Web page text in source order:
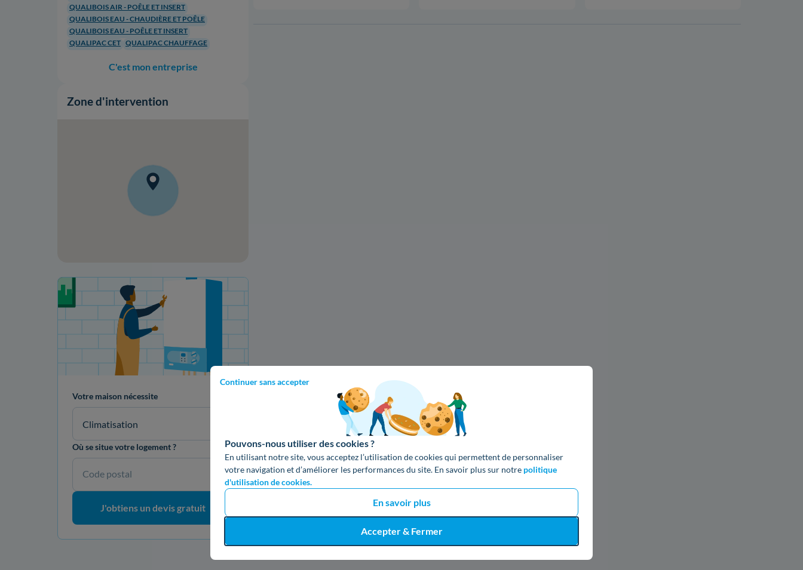
Continuer sans accepter
Pouvons-nous utiliser des cookies ?
En utilisant notre site, vous acceptez l’utilisation de cookies qui permettent de personnaliser
votre navigation et d’améliorer les performances du site. En savoir plus sur notre politique
d'utilisation de cookies.
En savoir plus
Accepter & Fermer
QUALIBOIS AIR - POÊLE ET INSERT
QUALIBOIS EAU - CHAUDIÈRE ET POÊLE
QUALIBOIS EAU - POÊLE ET INSERT
QUALIPAC CET QUALIPAC CHAUFFAGE
C'est mon entreprise
Zone d'intervention
Votre projet de rénovation
Votre maison nécessite
Climatisation
Où se situe votre logement ?
Code postal
J'obtiens un devis gratuit